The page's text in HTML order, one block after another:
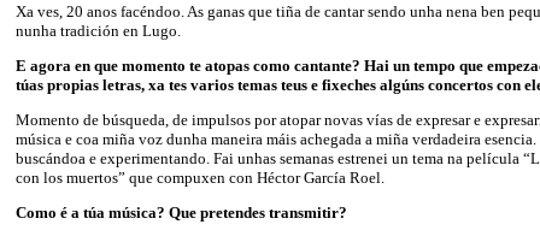
Xa ves, 20 anos facéndoo. As ganas que tiña de cantar sendo unha nena ben
nunha tradición en Lugo.
E agora en que momento te atopas como cantante? Hai un tempo que
túas propias letras, xa tes varios temas teus e fixeches algúns concertos con
Momento de búsqueda, de impulsos por atopar novas vías de expresar e
música e coa miña voz dunha maneira máis achegada a miña verdadeira
buscándoa e experimentando. Fai unhas semanas estrenei un tema na película
con los muertos” que compuxen con Héctor García Roel.
Como é a túa música? Que pretendes transmitir?